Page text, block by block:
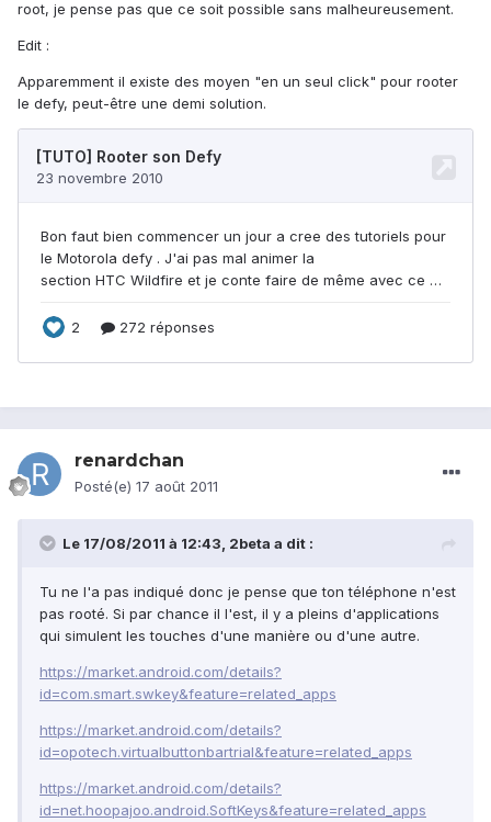
root, je pense pas que ce soit possible sans malheureusement.
Edit :
Apparemment il existe des moyen "en un seul click" pour rooter
le defy, peut-être une demi solution.
renardchan
Posté(e) 17 août 2011
Le 17/08/2011 à 12:43, 2beta a dit :
Tu ne l'a pas indiqué donc je pense que ton téléphone n'est
pas rooté. Si par chance il l'est, il y a pleins d'applications
qui simulent les touches d'une manière ou d'une autre.
https://market.android.com/details?
id=com.smart.swkey&feature=related_apps
https://market.android.com/details?
id=opotech.virtualbuttonbartrial&feature=related_apps
https://market.android.com/details?
id=net.hoopajoo.android.SoftKeys&feature=related_apps